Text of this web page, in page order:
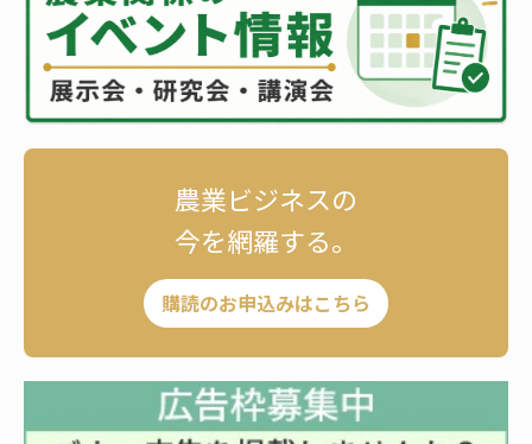
農業ビジネスの
今を網羅する。
購読のお申込みはこちら